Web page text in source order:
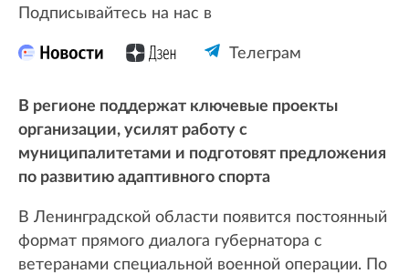
Подписывайтесь на нас в
Телеграм
В регионе поддержат ключевые проекты
организации, усилят работу с
муниципалитетами и подготовят предложения
по развитию адаптивного спорта
В Ленинградской области появится постоянный
формат прямого диалога губернатора с
ветеранами специальной военной операции. По